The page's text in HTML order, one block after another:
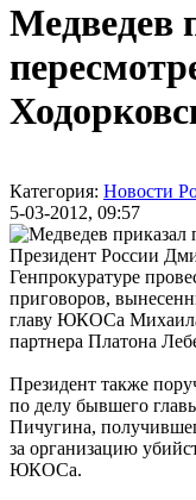
Медведев
Категория: Новости
5-03-2012, 09:57
Президент России
Генпрокуратуре
приговоров,
главу ЮКОСа Михаила
партнера Платона
Президент также
по делу бывшего
Пичугина,
за организацию
ЮКОСа.